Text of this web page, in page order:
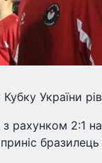
Кубку України
рахунком 2:1